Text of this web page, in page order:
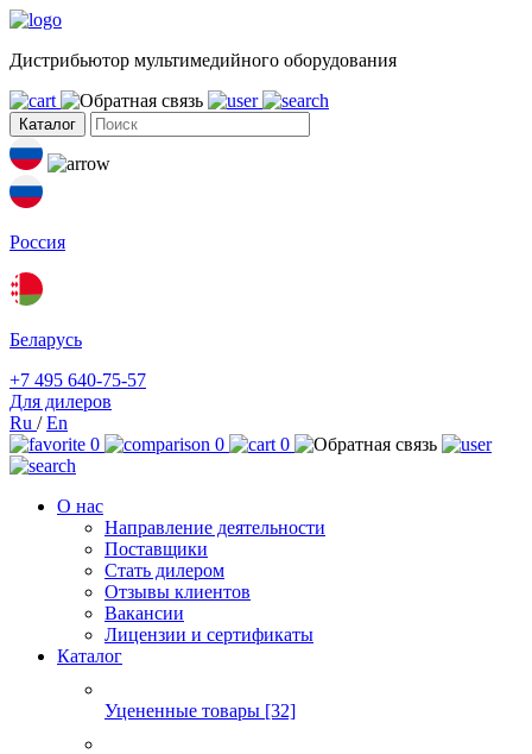
Дистрибьютор мультимедийного оборудования
Каталог
Россия
Беларусь
+7 495 640-75-57
Для дилеров
Ru /En
0
0 0
О нас
Направление деятельности
Поставщики
Стать дилером
Отзывы клиентов
Вакансии
Лицензии и сертификаты
Каталог
Уцененные товары [32]